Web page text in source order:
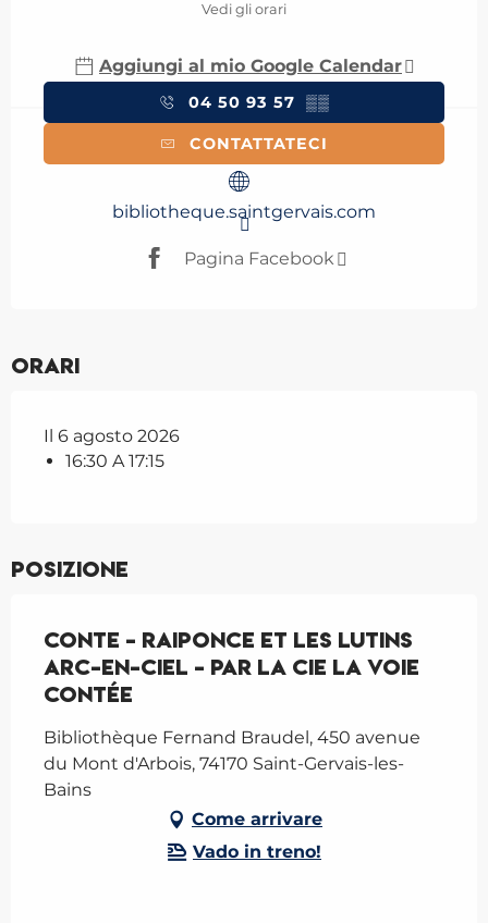
Vedi gli orari
Aggiungi al mio Google Calendar
04 50 93 57 ▒▒
CONTATTATECI
bibliotheque.saintgervais.com
Pagina Facebook
Orari
Il 6 agosto 2026
16:30 A 17:15
Posizione
Conte - Raiponce et les lutins
arc-en-ciel - par la Cie La Voie
Contée
Bibliothèque Fernand Braudel, 450 avenue
du Mont d'Arbois, 74170 Saint-Gervais-les-
Bains
Come arrivare
Vado in treno!